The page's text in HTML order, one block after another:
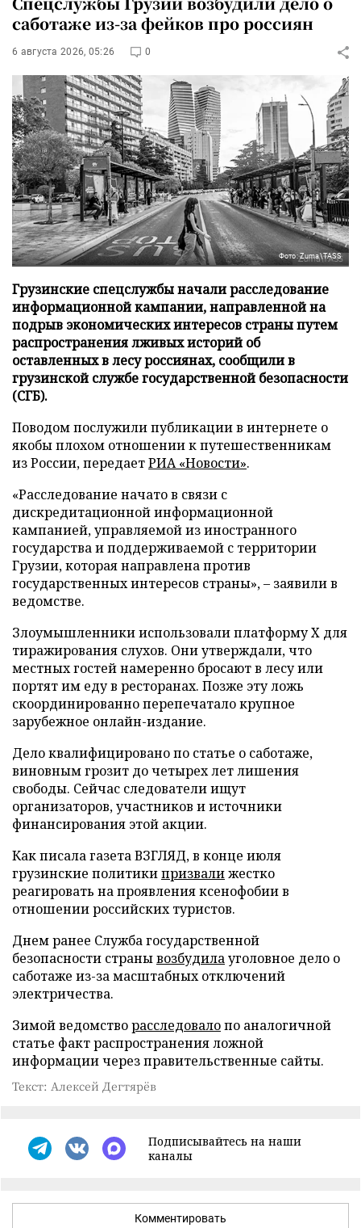
саботаже из-за фейков про россиян
6 августа 2026, 05:26 0
Фото: Zuma\TASS
Грузинские спецслужбы начали расследование
информационной кампании, направленной на
подрыв экономических интересов страны путем
распространения лживых историй об
оставленных в лесу россиянах, сообщили в
грузинской службе государственной безопасности
(СГБ).
Поводом послужили публикации в интернете о
якобы плохом отношении к путешественникам
из России, передаетРИА «Новости».
«Расследование начато в связи с
дискредитационной информационной
кампанией, управляемой из иностранного
государства и поддерживаемой с территории
Грузии, которая направлена против
государственных интересов страны», – заявили в
ведомстве.
Злоумышленники использовали платформу X для
тиражирования слухов. Они утверждали, что
местных гостей намеренно бросают в лесу или
портят им еду в ресторанах. Позже эту ложь
скоординированно перепечатало крупное
зарубежное онлайн-издание.
Дело квалифицировано по статье о саботаже,
виновным грозит до четырех лет лишения
свободы. Сейчас следователи ищут
организаторов, участников и источники
финансирования этой акции.
Как писала газета ВЗГЛЯД, в конце июля
грузинские политикипризвалижестко
реагировать на проявления ксенофобии в
отношении российских туристов.
Днем ранее Служба государственной
безопасности странывозбудилауголовное дело о
саботаже из-за масштабных отключений
электричества.
Зимой ведомстворасследовалопо аналогичной
статье факт распространения ложной
информации через правительственные сайты.
Текст: Алексей Дегтярёв
Подписывайтесь на наши
каналы
Комментировать